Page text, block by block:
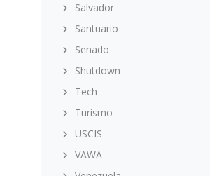
Salvador
Santuario
Senado
Shutdown
Tech
Turismo
USCIS
VAWA